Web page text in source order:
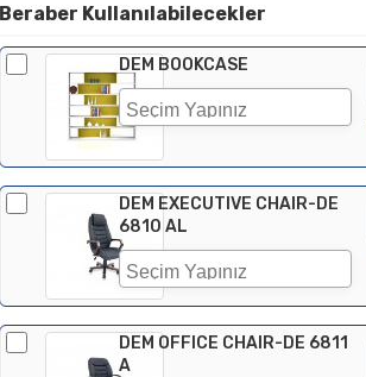
Beraber Kullanılabilecekler
DEM BOOKCASE
DEM EXECUTIVE CHAIR-DE
6810 AL
DEM OFFICE CHAIR-DE 6811
A